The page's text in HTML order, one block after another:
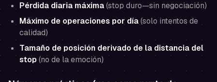
Pérdida diaria máxima(stop duro—sin negociación)
Máximo de operaciones por día(solo intentos de
calidad)
Tamaño de posición derivado de la distancia del
stop(no de la emoción)